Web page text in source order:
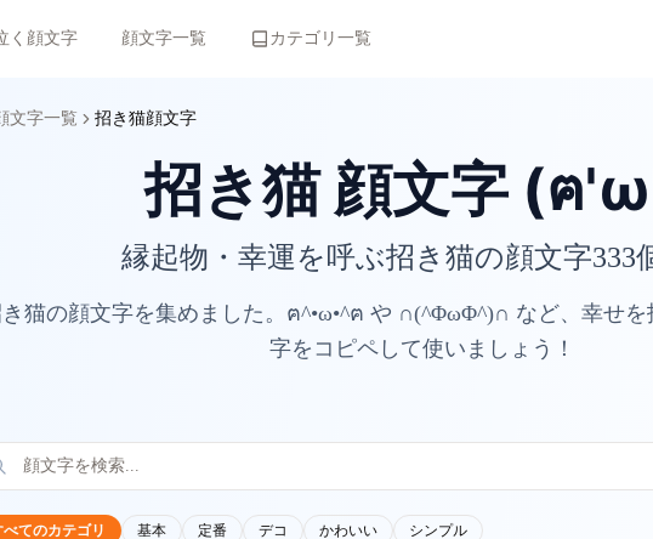
く顔文字 顔文字一覧 カテゴリ一覧
文字一覧 招き猫顔文字
招き猫 顔文字 (ฅ
縁起物・幸運を呼ぶ招き猫の顔文字333
猫の顔文字を集めました。ฅ^•ω•^ฅ や ∩(^ΦωΦ^)∩ など、幸せを
字をコピペして使いましょう！
べてのカテゴリ 基本 定番 デコ かわいい シンプル